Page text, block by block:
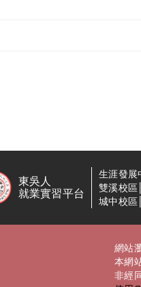
東吳人
就業實習平台
生涯發
雙溪校區
城中校
網站
本網
非經